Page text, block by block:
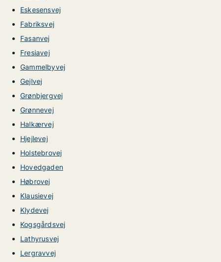
Eskesensvej
Fabriksvej
Fasanvej
Fresiavej
Gammelbyvej
Gejlvej
Grønbjergvej
Grønnevej
Halkærvej
Hjejlevej
Holstebrovej
Hovedgaden
Høbrovej
Klausievej
Klydevej
Kogsgårdsvej
Lathyrusvej
Lergravvej